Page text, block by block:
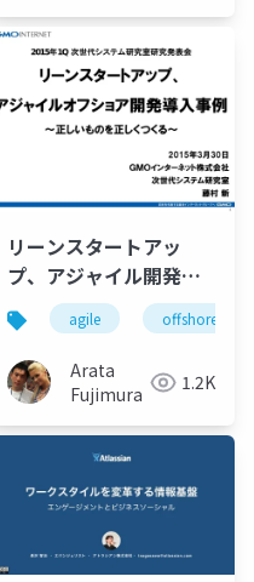
リーンスタートアッ
プ、アジャイル開発導
入事例 agile offshore
Arata
Fujimura
1.2K